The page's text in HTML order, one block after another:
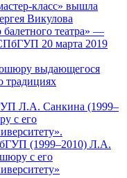
выдающегося
традициях
(1999–2010) Л.А.
с его